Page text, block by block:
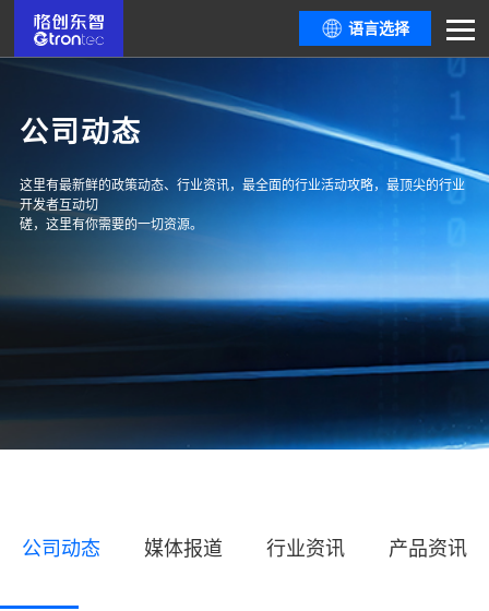
语言选择
公司动态
这里有最新鲜的政策动态、行业资讯，最全面的行业活动攻略，最顶尖的行业
开发者互动切
磋，这里有你需要的一切资源。
公司动态 媒体报道 行业资讯 产品资讯